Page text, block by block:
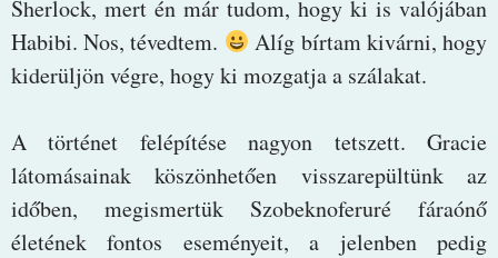
Sherlock, mert én már tudom, hogy ki is valójában
Habibi. Nos, tévedtem.
Alíg bírtam kivárni, hogy
kiderüljön végre, hogy ki mozgatja a szálakat.
A történet felépítése nagyon tetszett. Gracie
látomásainak köszönhetően visszarepültünk az
időben, megismertük Szobeknoferuré fáraónő
életének fontos eseményeit, a jelenben pedig